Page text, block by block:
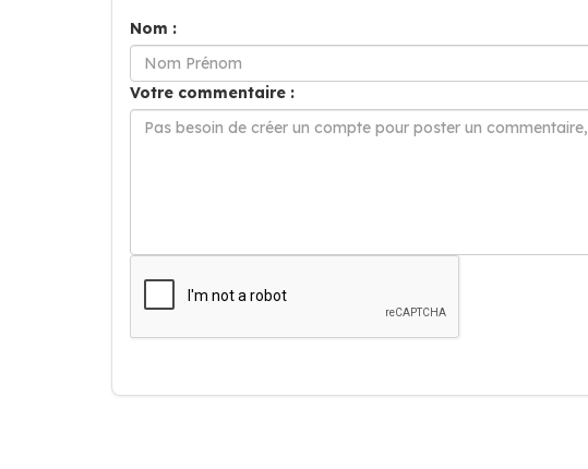
Nom :
Votre commentaire :